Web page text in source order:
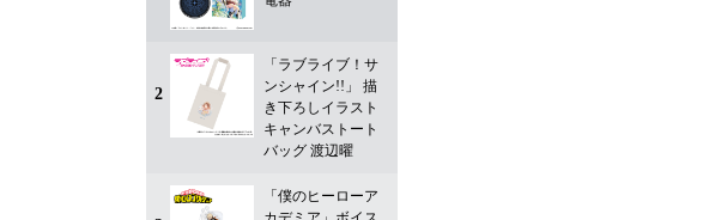
2
「ラブライブ！サ
ンシャイン!!」 描
き下ろしイラスト
キャンバストート
バッグ 渡辺曜
「僕のヒーローア